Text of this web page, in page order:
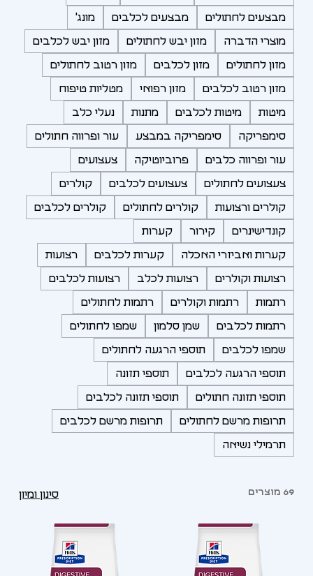
מבצעים לחתולים מבצעים לכלבים מונג'
מוצרי הדברה מזון יבש לחתולים מזון יבש לכלבים
מזון לחתולים מזון לכלבים מזון רטוב לחתולים
מזון רטוב לכלבים מזון רפואי מטליות טיפוח
מיטות מיטות לכלבים מתנות נעלי כלב
סימפריקה סימפריקה במבצע עור ופרווה חתולים
עור ופרווה כלבים פרוביוטיקה צעצועים
צעצועים לחתולים צעצועים לכלבים קולרים
קולרים ורצועות קולרים לחתולים קולרים לכלבים
קונדישינרים קירור קערות
קערות ואביזרי האכלה קערות לכלבים רצועות
רצועות וקולרים רצועות לכלב רצועות לכלבים
רתמות רתמות וקולרים רתמות לחתולים
רתמות לכלבים שמן סלמון שמפו לחתולים
שמפו לכלבים תוספי הרגעה לחתולים
תוספי הרגעה לכלבים תוספי תזונה
תוספי תזונה חתולים תוספי תזונה לכלבים
תרופות מרשם לחתולים תרופות מרשם לכלבים
תרמילי נשיאה
69 מוצרים סינון ומיון